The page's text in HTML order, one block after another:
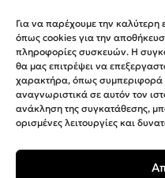
Για να παρέχουμε την καλύτερη
όπως cookies για την
πληροφορίες συσκευών. Η
θα μας επιτρέψει να
χαρακτήρα, όπως συμπεριφορά
αναγνωριστικά σε αυτόν τον
ανάκληση της συγκατάθεσης,
ορισμένες λειτουργίες και
Copyright 2026,